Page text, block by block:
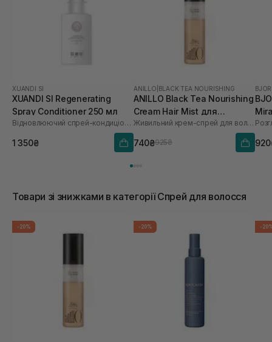
XUANDI SI
XUANDI SI Regenerating
Spray Conditioner 250 мл
Відновлюючий спрей-кондиціонер
1 350₴
ANILLO BLACK TEA NOURISHING
ANILLO Black Tea Nourishing
Cream Hair Mist для
зволоження та
розгладження волосся 70
Живильний крем-спрей для волосся
740₴925₴
для
Товари зі знижками в категорії Спрей для волосся
-20% -20% -